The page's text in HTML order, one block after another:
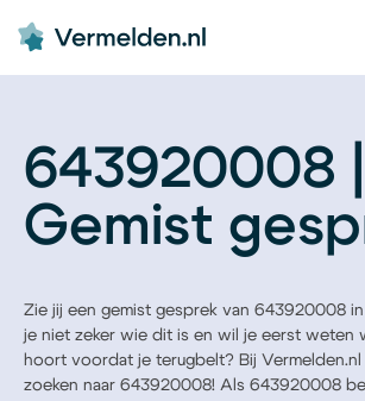
643920008 |
Gemist
Zie jij een gemist gesprek van 643920008
je niet zeker wie dit is en wil je eerst weten
hoort voordat je terugbelt? Bij Vermelden.nl
zoeken naar 643920008! Als 643920008